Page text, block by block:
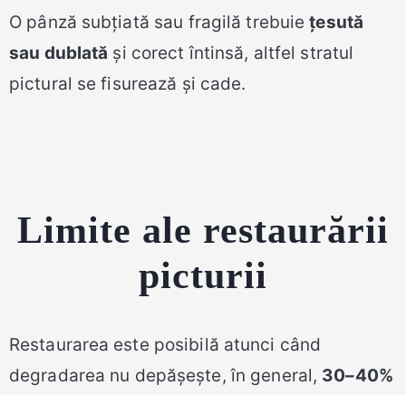
O pânză subțiată sau fragilă trebuiețesută
sau dublată și corect întinsă, altfel stratul
pictural se fisurează și cade.
Limite ale restaurării
picturii
Restaurarea este posibilă atunci când
degradarea nu depășește, în general, 30–40%